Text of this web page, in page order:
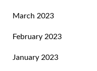
March 2023
February 2023
January 2023